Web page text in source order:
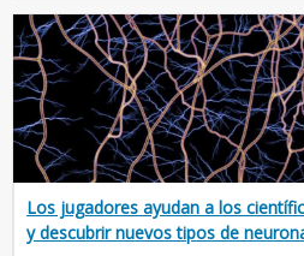
Los jugadores ayudan a los
y descubrir nuevos tipos de